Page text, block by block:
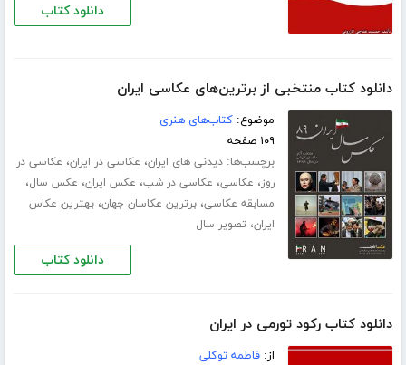
دانلود کتاب
دانلود کتاب منتخبی از برترین‌های عکاسی ایران
موضوع:کتاب‌های هنری
۱۰۹ صفحه
برچسب‌ها:دیدنی های ایران، عکاسی در ایران، عکاسی در
روز، عکاسی، عکاسی در شب، عکس ایران، عکس سال،
مسابقه عکاسی،برترین عکاسان جهان،بهترین عکاس
ایران، تصویر سال
دانلود کتاب
دانلود کتاب رکود تورمی در ایران
از:فاطمه توکلی